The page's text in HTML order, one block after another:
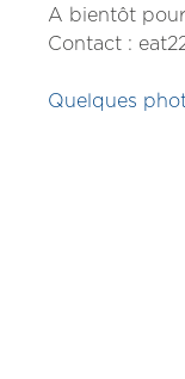
A bientôt
Contact :
Quelques